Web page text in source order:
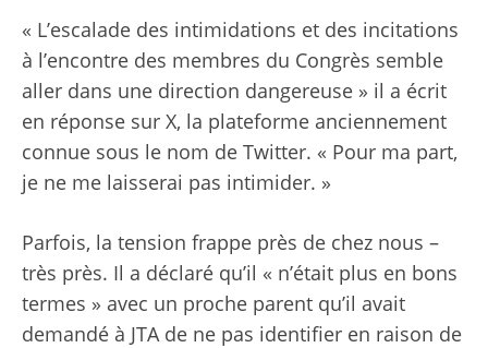
« L’escalade des intimidations et des incitations
à l’encontre des membres du Congrès semble
aller dans une direction dangereuse » il a écrit
en réponse sur X, la plateforme anciennement
connue sous le nom de Twitter. « Pour ma part,
je ne me laisserai pas intimider. »
Parfois, la tension frappe près de chez nous –
très près. Il a déclaré qu’il « n’était plus en bons
termes » avec un proche parent qu’il avait
demandé à JTA de ne pas identifier en raison de